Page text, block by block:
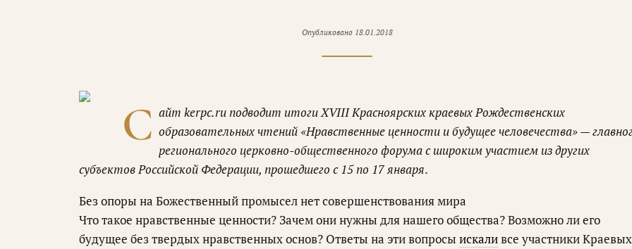
Опубликовано 18.01.2018
С айт kerpc.ru подводит итоги XVIII Красноярских краевых Рождественских
образовательных чтений «Нравственные ценности и будущее человечества» —
регионального церковно-общественного форума с широким участием из других
субъектов Российской Федерации, прошедшего с 15 по 17 января.
Без опоры на Божественный промысел нет совершенствования мира
Что такое нравственные ценности? Зачем они нужны для нашего общества? Возможно ли его
будущее без твердых нравственных основ? Ответы на эти вопросы искаливсе участники Краевых